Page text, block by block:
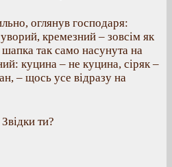
оглянув господаря:
кремезний – зовсім як
шапка так само насунута на
куцина – не куцина, сіряк –
– щось усе відразу на
ти?